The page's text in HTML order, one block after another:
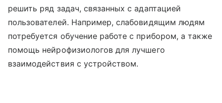
решить ряд задач, связанных с адаптацией
пользователей. Например, слабовидящим людям
потребуется обучение работе с прибором, а также
помощь нейрофизиологов для лучшего
взаимодействия с устройством.